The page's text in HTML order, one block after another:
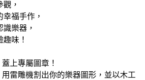
，
福手作，
樂器，
味！
上專屬圖章！
雷雕機割出你的樂器圖形，並以木工